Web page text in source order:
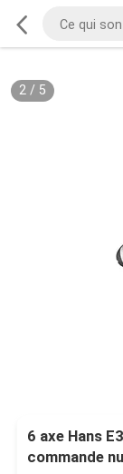
2/ 5
6 axe Hans
commande